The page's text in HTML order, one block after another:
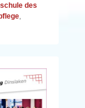
des
,